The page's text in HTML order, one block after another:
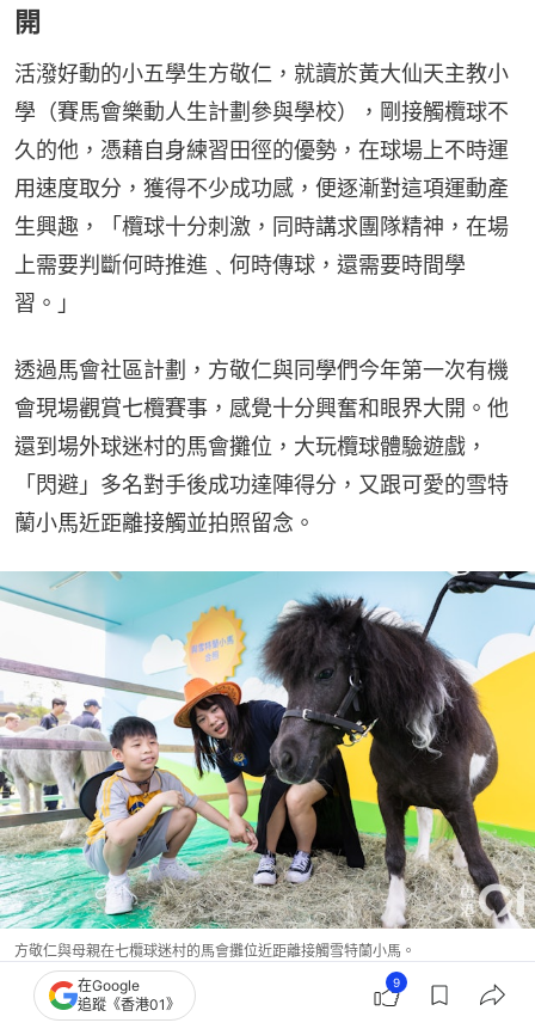
開
活潑好動的小五學生方敬仁，就讀於黃大仙天主教小
學（賽馬會樂動人生計劃參與學校），剛接觸欖球不
久的他，憑藉自身練習田徑的優勢，在球場上不時運
用速度取分，獲得不少成功感，便逐漸對這項運動產
生興趣，「欖球十分刺激，同時講求團隊精神，在場
上需要判斷何時推進﹑何時傳球，還需要時間學
習。」
透過馬會社區計劃，方敬仁與同學們今年第一次有機
會現場觀賞七欖賽事，感覺十分興奮和眼界大開。他
還到場外球迷村的馬會攤位，大玩欖球體驗遊戲，
「閃避」多名對手後成功達陣得分，又跟可愛的雪特
蘭小馬近距離接觸並拍照留念。
方敬仁與母親在七欖球迷村的馬會攤位近距離接觸雪特蘭小馬。
在Google
追蹤《香港01》
9